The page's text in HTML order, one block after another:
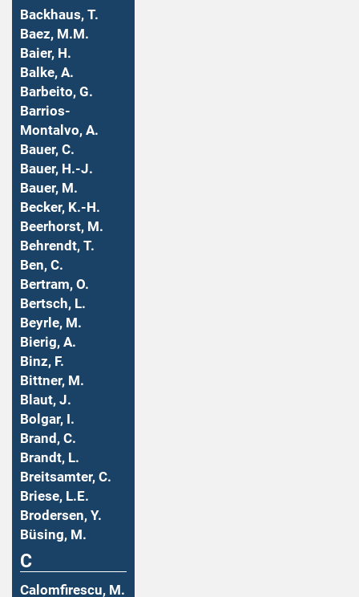
Backhaus, T.
Baez, M.M.
Baier, H.
Balke, A.
Barbeito, G.
Barrios-
Montalvo, A.
Bauer, C.
Bauer, H.-J.
Bauer, M.
Becker, K.-H.
Beerhorst, M.
Behrendt, T.
Ben, C.
Bertram, O.
Bertsch, L.
Beyrle, M.
Bierig, A.
Binz, F.
Bittner, M.
Blaut, J.
Bolgar, I.
Brand, C.
Brandt, L.
Breitsamter, C.
Briese, L.E.
Brodersen, Y.
Büsing, M.
C
Calomfirescu, M.